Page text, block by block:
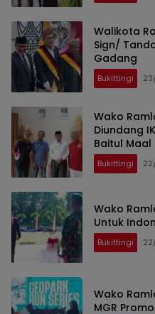
Walikota
Sign/
Gadang
Bukittingi
Wako
Diundang
Baitul Maal
Bukittingi
Wako
Untuk
Bukittingi
Wako
MGR